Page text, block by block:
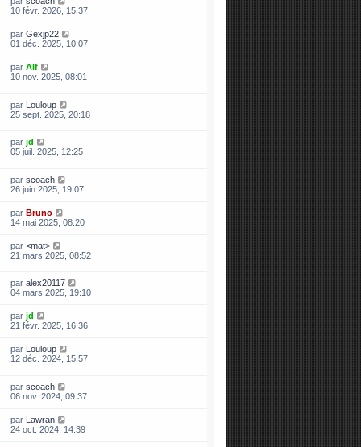
10 févr. 2026, 15:37
par Gexjp22
01 déc. 2025, 10:07
par Alf
10 nov. 2025, 08:01
par Louloup
25 sept. 2025, 20:18
par jd
05 juil. 2025, 12:25
par scoach
26 juin 2025, 19:07
par Bruno
14 mai 2025, 08:20
par <mat>
21 mars 2025, 08:52
par alex20117
04 mars 2025, 19:10
par jd
21 févr. 2025, 16:36
par Louloup
12 déc. 2024, 15:57
par scoach
06 nov. 2024, 09:37
par Lawran
24 oct. 2024, 14:39